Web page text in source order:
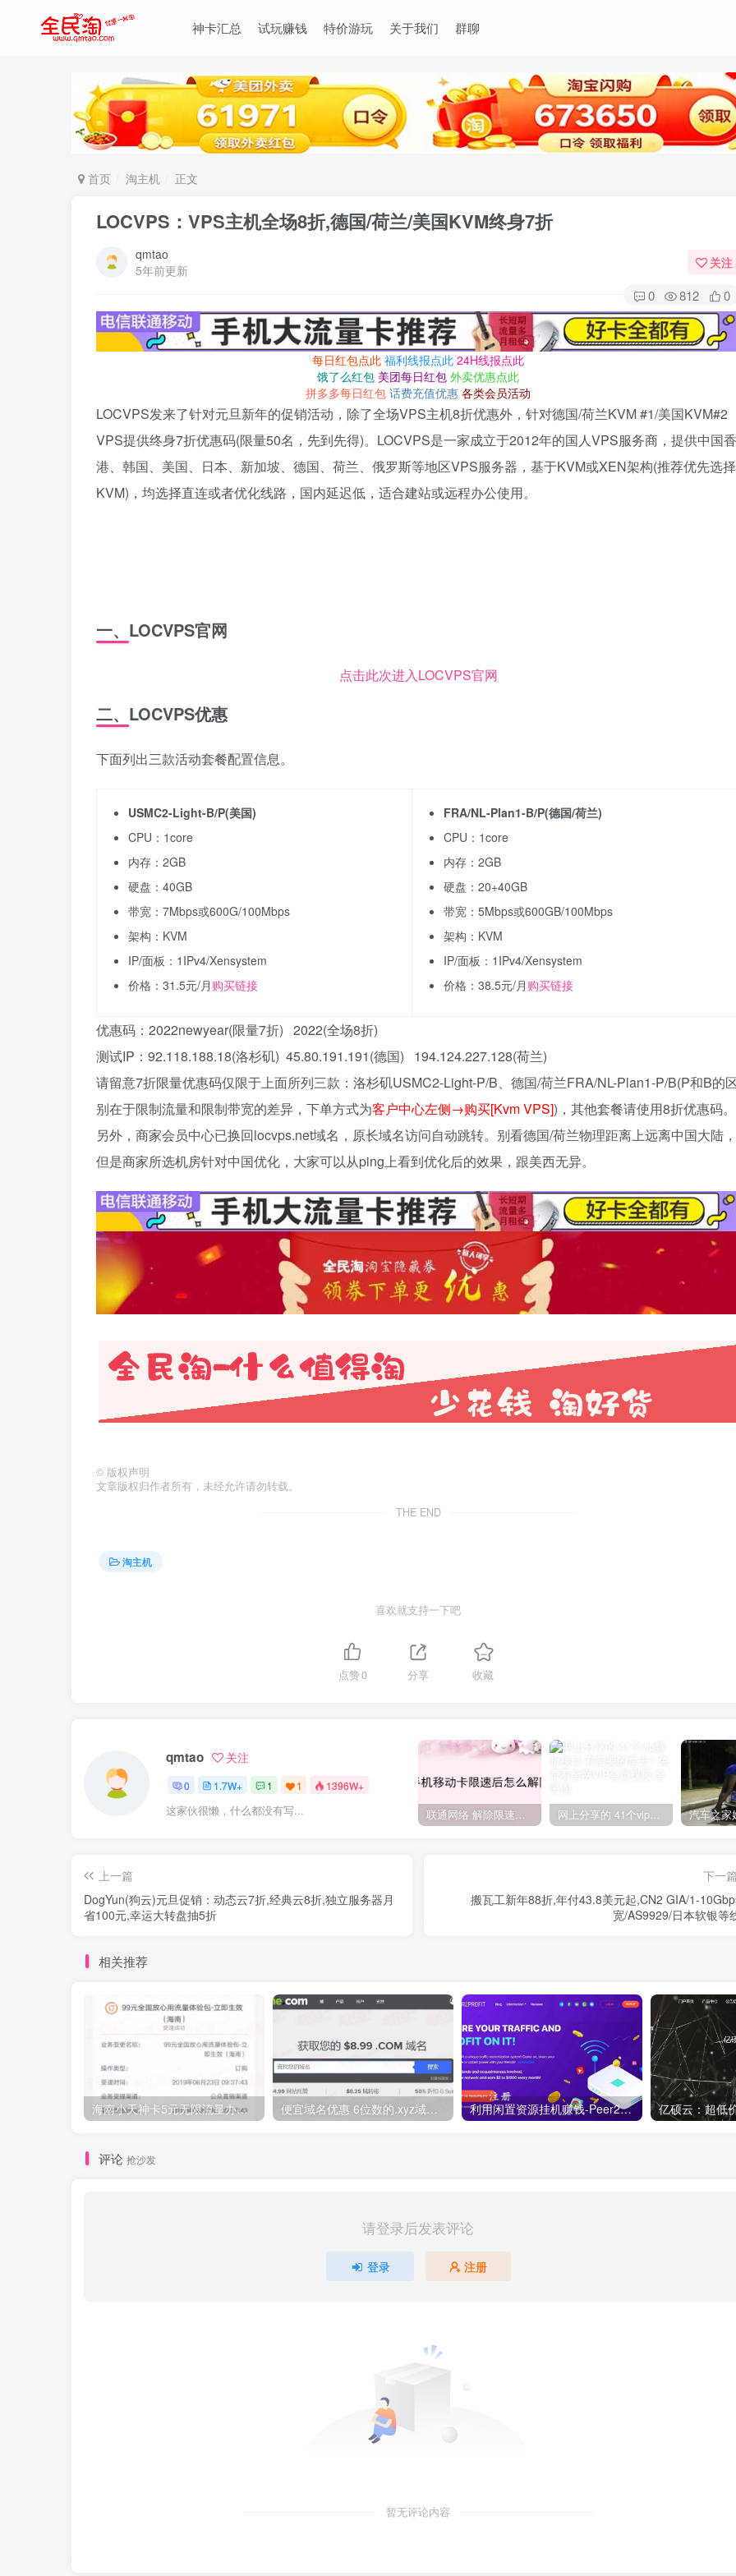
神卡汇总 试玩赚钱 特价游玩 关于我们 群聊
首页 淘主机 正文
LOCVPS：VPS主机全场8折,德国/荷兰/美国KVM终身7折
qmtao
5年前更新
关注
0 812 0
每日红包点此 福利线报点此 24H线报点此
饿了么红包 美团每日红包 外卖优惠点此
拼多多每日红包 话费充值优惠 各类会员活动
LOCVPS发来了针对元旦新年的促销活动，除了全场VPS主机8折优惠外，针对德国/荷兰KVM #1/美国KVM#2
VPS提供终身7折优惠码(限量50名，先到先得)。LOCVPS是一家成立于2012年的国人VPS服务商，提供中国香
港、韩国、美国、日本、新加坡、德国、荷兰、俄罗斯等地区VPS服务器，基于KVM或XEN架构(推荐优先选择
KVM)，均选择直连或者优化线路，国内延迟低，适合建站或远程办公使用。
一、LOCVPS官网
点击此次进入LOCVPS官网
二、LOCVPS优惠
下面列出三款活动套餐配置信息。
USMC2-Light-B/P(美国)
CPU：1core
内存：2GB
硬盘：40GB
带宽：7Mbps或600G/100Mbps
架构：KVM
IP/面板：1IPv4/Xensystem
价格：31.5元/月 购买链接
FRA/NL-Plan1-B/P(德国/荷兰)
CPU：1core
内存：2GB
硬盘：20+40GB
带宽：5Mbps或600GB/100Mbps
架构：KVM
IP/面板：1IPv4/Xensystem
价格：38.5元/月 购买链接
优惠码：2022newyear(限量7折) 2022(全场8折)
测试IP：92.118.188.18(洛杉矶) 45.80.191.191(德国) 194.124.227.128(荷兰)
请留意7折限量优惠码仅限于上面所列三款：洛杉矶USMC2-Light-P/B、德国/荷兰FRA/NL-Plan1-P/B(P和B的
别在于限制流量和限制带宽的差异，下单方式为客户中心左侧→购买[Kvm VPS])，其他套餐请使用8折优惠码。
另外，商家会员中心已换回locvps.net域名，原长域名访问自动跳转。别看德国/荷兰物理距离上远离中国大陆，
但是商家所选机房针对中国优化，大家可以从ping上看到优化后的效果，跟美西无异。
© 版权声明
文章版权归作者所有，未经允许请勿转载。
THE END
淘主机
喜欢就支持一下吧
点赞0 分享 收藏
qmtao 关注
0 1.7W+ 1 1 1396W+
这家伙很懒，什么都没有写... 联通网络 解除限速方法参考！畅享、畅玩、老白干等及其它地区自测了 网上分享的 41个vip解析接口 有需要的拿去~ 免费看全网VIP会员视频
上一篇
DogYun(狗云)元旦促销：动态云7折,经典云8折,独立服务器月
省100元,幸运大转盘抽5折
下一
搬瓦工新年88折,年付43.8美元起,CN2 GIA/1-
宽/AS9929/日本软银等
相关推荐
海南小天神卡5元无限流量办理的方法，5元流量不限量自行车来了 便宜域名优惠 6位数的.xyz域名 注册10年 仅需5.89美元折33元！ 利用闲置资源挂机赚钱-Peer2Profit ，支持windows,linux,Android多平台
评论 抢沙发
请登录后发表评论
登录 注册
暂无评论内容